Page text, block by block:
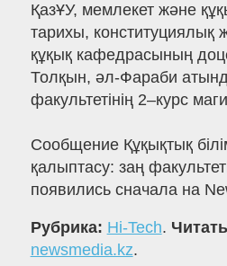
ҚазҰУ, мемлекет және
тарихы, конституциялық
құқық кафедрасының
Толқын, әл-Фараби
факультетінің 2–курс
Сообщение Құқықтық
қалыптасу: заң
появились сначала на
Рубрика: Hi-Tech.
newsmedia.kz.